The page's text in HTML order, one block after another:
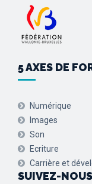
5 AXES DE
Numérique
Images
Son
Ecriture
Carrière et
SUIVEZ-NOUS